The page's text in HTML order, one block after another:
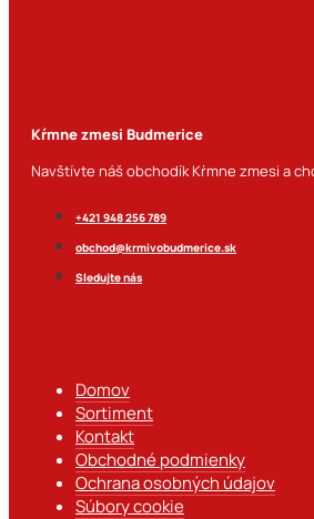
Kŕmne zmesi Budmerice
Navštívte náš obchodík Kŕmne zmesi a
+421 948 256 789
obchod@krmivobudmerice.sk
Sledujte nás
Domov
Sortiment
Kontakt
Obchodné podmienky
Ochrana osobných údajov
Súbory cookie